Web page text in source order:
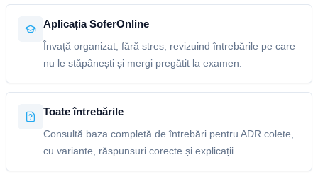
Aplicația SoferOnline
Învață organizat, fără stres, revizuind întrebările pe care
nu le stăpânești și mergi pregătit la examen.
Toate întrebările
Consultă baza completă de întrebări pentru ADR colete,
cu variante, răspunsuri corecte și explicații.